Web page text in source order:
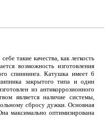
такие качества, как легкость
возможность изготовления
спиннинга. Катушка имеет 6
закрытого типа и один
из антикоррозионного
является наличие системы,
сбросу дужки. Основная
максимально оптимизирована